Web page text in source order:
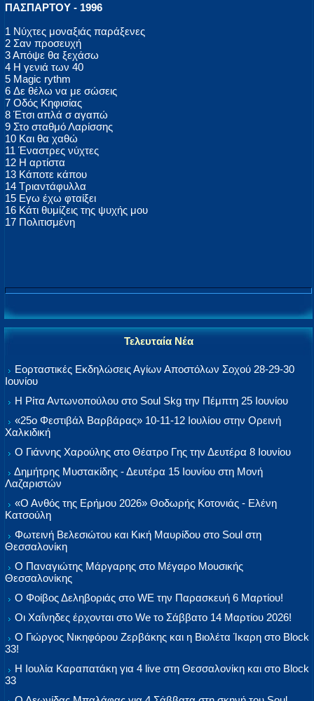
ΠΑΣΠΑΡΤΟΥ - 1996
1 Νύχτες μοναξιάς παράξενες
2 Σαν προσευχή
3 Απόψε θα ξεχάσω
4 Η γενιά των 40
5 Magic rythm
6 Δε θέλω να με σώσεις
7 Οδός Κηφισίας
8 Έτσι απλά σ αγαπώ
9 Στο σταθμό Λαρίσσης
10 Και θα χαθώ
11 Έναστρες νύχτες
12 Η αρτίστα
13 Κάποτε κάπου
14 Τριαντάφυλλα
15 Εγω έχω φταίξει
16 Κάτι θυμίζεις της ψυχής μου
17 Πολιτισμένη
Τελευταία Νέα
Εορταστικές Εκδηλώσεις Αγίων Αποστόλων Σοχού 28-29-30
Ιουνίου
Η Ρίτα Αντωνοπούλου στο Soul Skg την Πέμπτη 25 Ιουνίου
«25ο Φεστιβάλ Βαρβάρας» 10-11-12 Ιουλίου στην Ορεινή
Χαλκιδική
Ο Γιάννης Χαρούλης στο Θέατρο Γης την Δευτέρα 8 Ιουνίου
Δημήτρης Μυστακίδης - Δευτέρα 15 Ιουνίου στη Μονή
Λαζαριστών
«Ο Ανθός της Ερήμου 2026» Θοδωρής Κοτονιάς - Ελένη
Κατσούλη
Φωτεινή Βελεσιώτου και Κική Μαυρίδου στο Soul στη
Θεσσαλονίκη
Ο Παναγιώτης Μάργαρης στο Μέγαρο Μουσικής
Θεσσαλονίκης
Ο Φοίβος Δεληβοριάς στο WE την Παρασκευή 6 Μαρτίου!
Οι Χαΐνηδες έρχονται στο We το Σάββατο 14 Μαρτίου 2026!
Ο Γιώργος Νικηφόρου Ζερβάκης και η Βιολέτα Ίκαρη στο Block
33!
Η Ιουλία Καραπατάκη για 4 live στη Θεσσαλονίκη και στο Block
33